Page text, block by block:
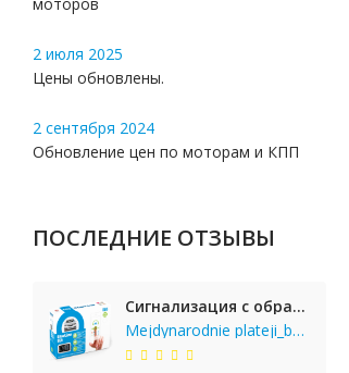
2 июля 2025
Цены обновлены.
2 сентября 2024
Обновление цен по моторам и КПП
ПОСЛЕДНИЕ ОТЗЫВЫ
Сигнализация с обратной связью StarLine E65 BT 2CAN+LIN
Mejdynarodnie plateji_bgKi